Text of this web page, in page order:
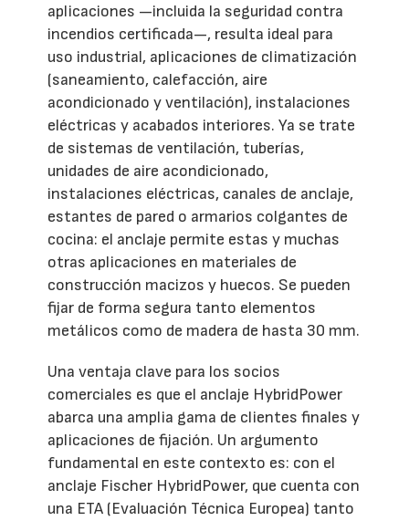
aplicaciones —incluida la seguridad contra
incendios certificada—, resulta ideal para
uso industrial, aplicaciones de climatización
(saneamiento, calefacción, aire
acondicionado y ventilación), instalaciones
eléctricas y acabados interiores. Ya se trate
de sistemas de ventilación, tuberías,
unidades de aire acondicionado,
instalaciones eléctricas, canales de anclaje,
estantes de pared o armarios colgantes de
cocina: el anclaje permite estas y muchas
otras aplicaciones en materiales de
construcción macizos y huecos. Se pueden
fijar de forma segura tanto elementos
metálicos como de madera de hasta 30 mm.
Una ventaja clave para los socios
comerciales es que el anclaje HybridPower
abarca una amplia gama de clientes finales y
aplicaciones de fijación. Un argumento
fundamental en este contexto es: con el
anclaje Fischer HybridPower, que cuenta con
una ETA (Evaluación Técnica Europea) tanto